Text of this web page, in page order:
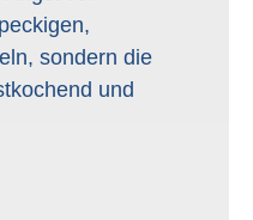
sondern die
und